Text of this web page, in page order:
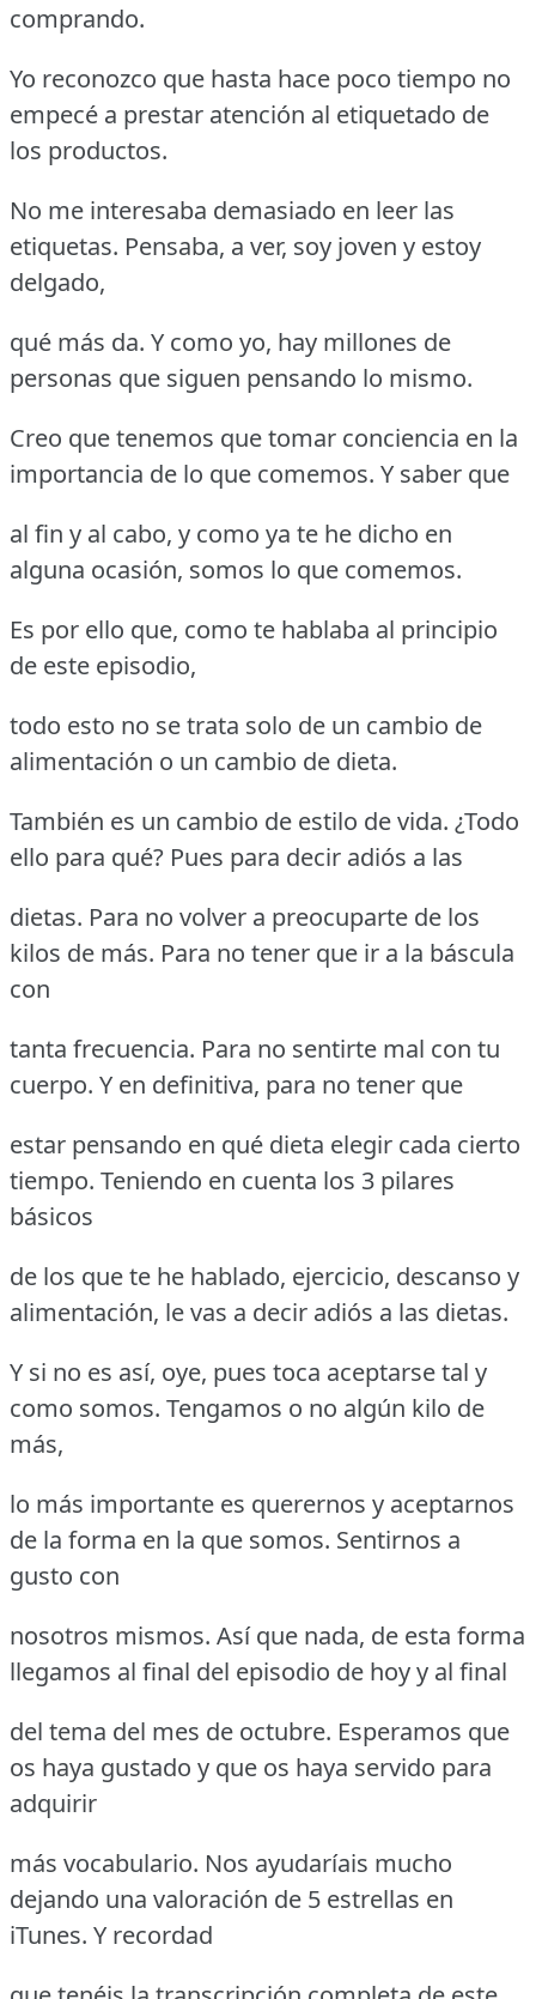
comprando.
Yo reconozco que hasta hace poco tiempo no
empecé a prestar atención al etiquetado de
los productos.
No me interesaba demasiado en leer las
etiquetas. Pensaba, a ver, soy joven y estoy
delgado,
qué más da. Y como yo, hay millones de
personas que siguen pensando lo mismo.
Creo que tenemos que tomar conciencia en la
importancia de lo que comemos. Y saber que
al fin y al cabo, y como ya te he dicho en
alguna ocasión, somos lo que comemos.
Es por ello que, como te hablaba al principio
de este episodio,
todo esto no se trata solo de un cambio de
alimentación o un cambio de dieta.
También es un cambio de estilo de vida. ¿Todo
ello para qué? Pues para decir adiós a las
dietas. Para no volver a preocuparte de los
kilos de más. Para no tener que ir a la báscula
con
tanta frecuencia. Para no sentirte mal con tu
cuerpo. Y en definitiva, para no tener que
estar pensando en qué dieta elegir cada cierto
tiempo. Teniendo en cuenta los 3 pilares
básicos
de los que te he hablado, ejercicio, descanso y
alimentación, le vas a decir adiós a las dietas.
Y si no es así, oye, pues toca aceptarse tal y
como somos. Tengamos o no algún kilo de
más,
lo más importante es querernos y aceptarnos
de la forma en la que somos. Sentirnos a
gusto con
nosotros mismos. Así que nada, de esta forma
llegamos al final del episodio de hoy y al final
del tema del mes de octubre. Esperamos que
os haya gustado y que os haya servido para
adquirir
más vocabulario. Nos ayudaríais mucho
dejando una valoración de 5 estrellas en
iTunes. Y recordad